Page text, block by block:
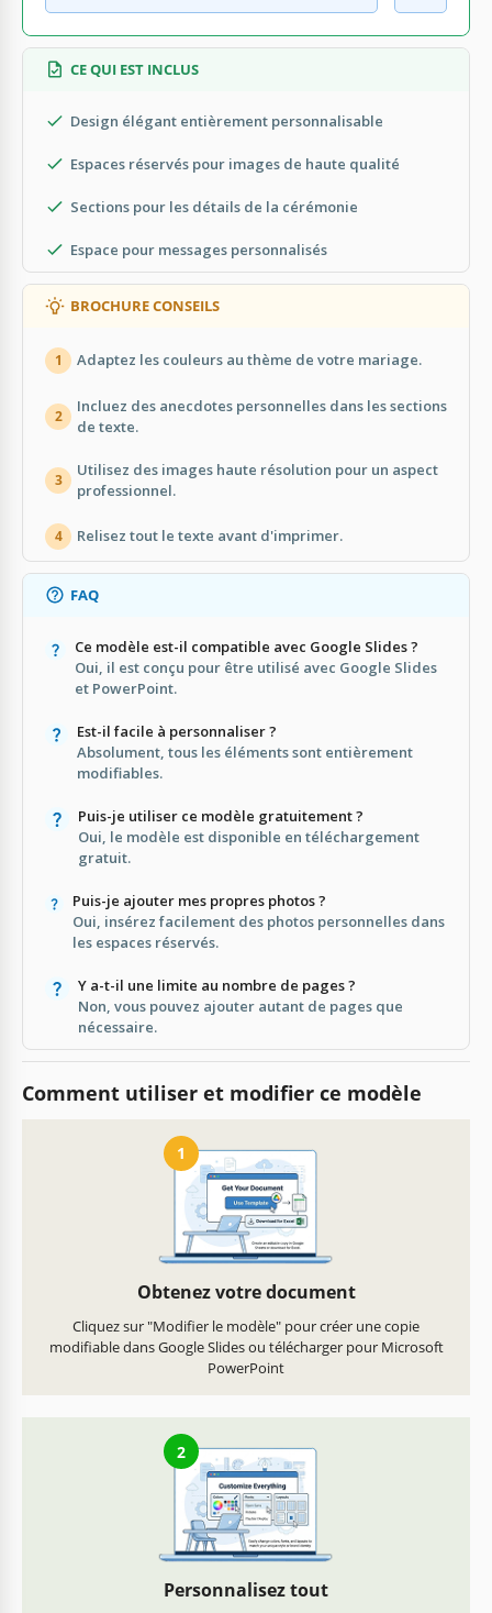
CE QUI EST INCLUS
Design élégant entièrement personnalisable
Espaces réservés pour images de haute qualité
Sections pour les détails de la cérémonie
Espace pour messages personnalisés
BROCHURE CONSEILS
1 Adaptez les couleurs au thème de votre mariage.
2
Incluez des anecdotes personnelles dans les sections
de texte.
3
Utilisez des images haute résolution pour un aspect
professionnel.
4 Relisez tout le texte avant d'imprimer.
FAQ
Ce modèle est-il compatible avec Google Slides ?
Oui, il est conçu pour être utilisé avec Google Slides
et PowerPoint.
Est-il facile à personnaliser ?
Absolument, tous les éléments sont entièrement
modifiables.
Puis-je utiliser ce modèle gratuitement ?
Oui, le modèle est disponible en téléchargement
gratuit.
Puis-je ajouter mes propres photos ?
Oui, insérez facilement des photos personnelles dans
les espaces réservés.
Y a-t-il une limite au nombre de pages ?
Non, vous pouvez ajouter autant de pages que
nécessaire.
Comment utiliser et modifier ce modèle
1
Obtenez votre document
Cliquez sur "Modifier le modèle" pour créer une copie
modifiable dans Google Slides ou télécharger pour Microsoft
PowerPoint
2
Personnalisez tout